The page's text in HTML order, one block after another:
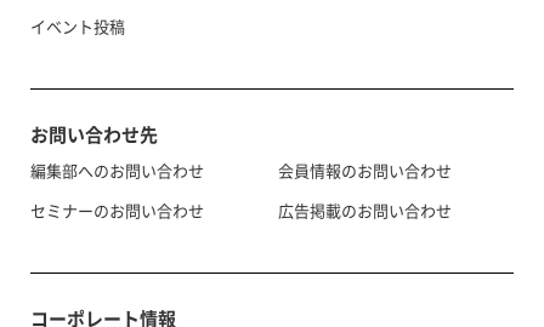
イベント投稿
お問い合わせ先
編集部へのお問い合わせ
セミナーのお問い合わせ
会員情報のお問い合わせ
広告掲載のお問い合わせ
コーポレート情報